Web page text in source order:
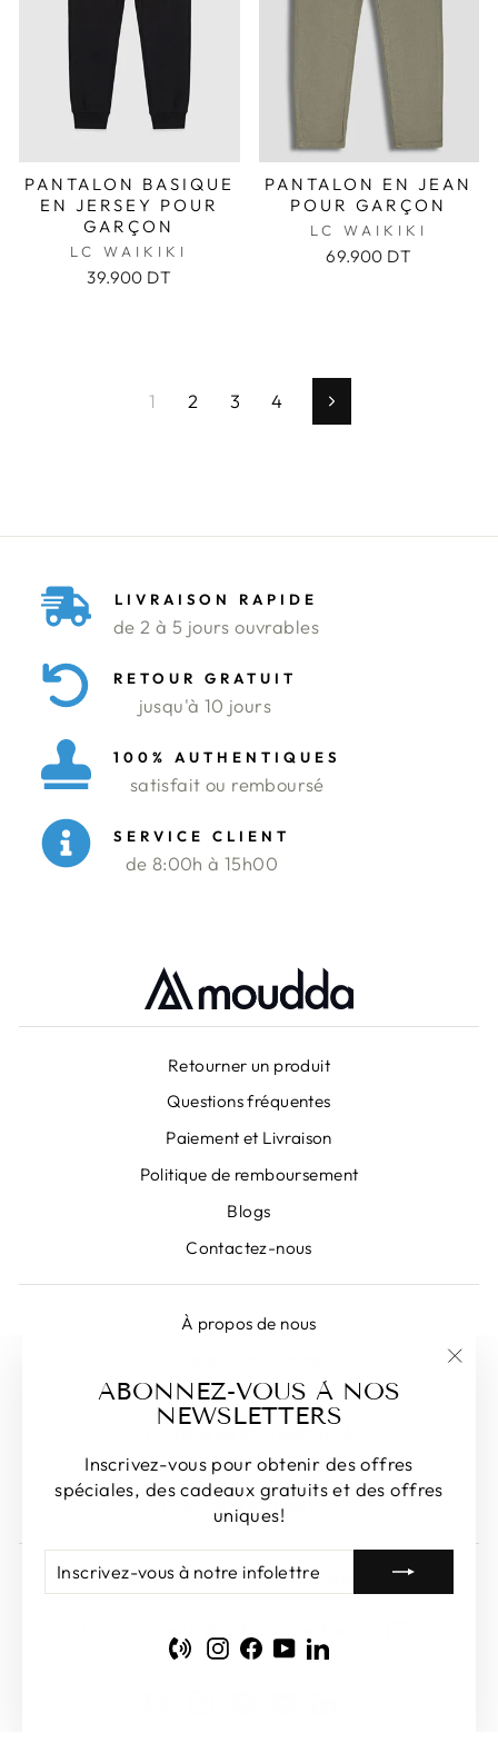
ABONNEZ-VOUS À NOS
NEWSLETTERS
Inscrivez-vous pour obtenir des offres
spéciales, des cadeaux gratuits et des offres
uniques!
VOUS
À
INFOLETTRE
PhoneInstagram
Facebook
YouTubeLinkedIn
PANTALON BASIQUE
EN JERSEY POUR
GARÇON
LC WAIKIKI
39.900 DT
PANTALON EN JEAN
POUR GARÇON
LC WAIKIKI
69.900 DT
1 2 3 4 Suivant
LIVRAISON RAPIDE
de 2 à 5 jours ouvrables
RETOUR GRATUIT
jusqu'à 10 jours
100% AUTHENTIQUES
satisfait ou remboursé
SERVICE CLIENT
de 8:00h à 15h00
Retourner un produit
Questions fréquentes
Paiement et Livraison
Politique de remboursement
Blogs
Contactez-nous
À propos de nous
Devenir Partenaire
Propriété intellectuelle
Conditions d'utilisation
Recevez par e-mail nos offres spéciales et uniques!